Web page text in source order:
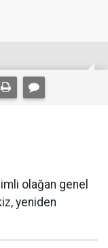
olağan genel
yeniden